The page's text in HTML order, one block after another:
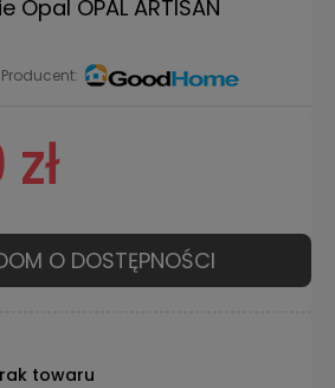
OPAL ARTISAN
Producent:
O DOSTĘPNOŚCI
towaru